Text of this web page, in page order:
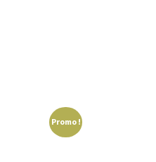
Promo !